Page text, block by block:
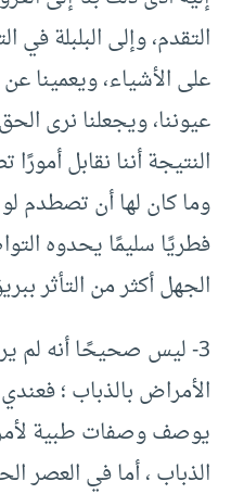
التقدم، وإلى البلبلة
على الأشياء، ويعمينا
عيوننا، ويجعلنا نرى
النتيجة أننا نقابل
وما كان لها أن تصطدم لو
فطريًا سليمًا يحدوه
الجهل أكثر من التأثر
3- ليس صحيحًا أنه لم
الأمراض بالذباب ؛
يوصف وصفات طبية
الذباب ، أما في العصر